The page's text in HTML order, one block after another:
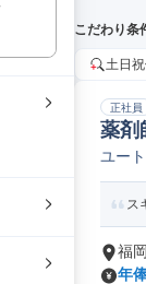
こだわり条
土日
正社員
薬剤
ユー
ス
福
年